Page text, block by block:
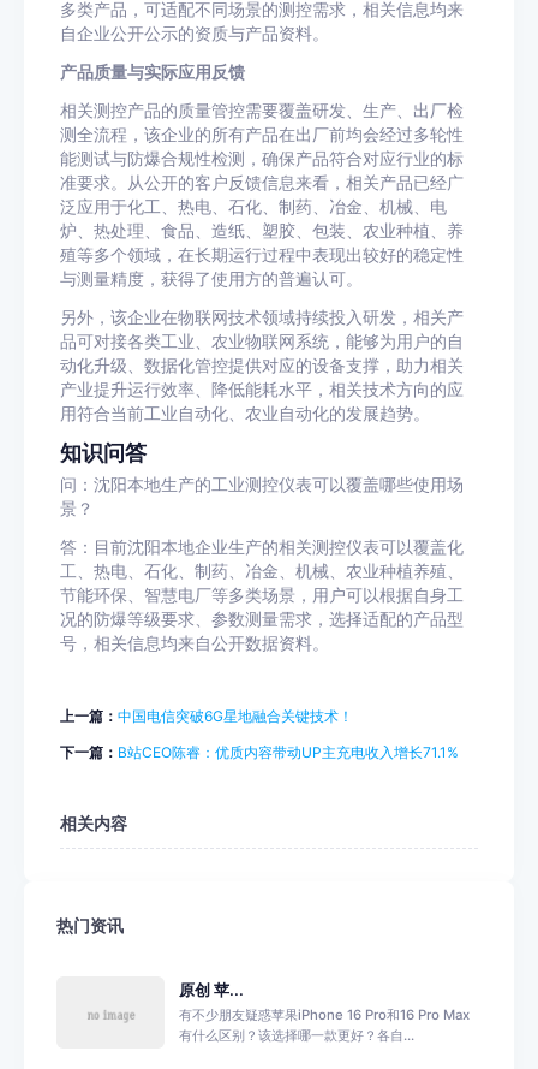
多类产品，可适配不同场景的测控需求，相关信息均来
自企业公开公示的资质与产品资料。
产品质量与实际应用反馈
相关测控产品的质量管控需要覆盖研发、生产、出厂检
测全流程，该企业的所有产品在出厂前均会经过多轮性
能测试与防爆合规性检测，确保产品符合对应行业的标
准要求。从公开的客户反馈信息来看，相关产品已经广
泛应用于化工、热电、石化、制药、冶金、机械、电
炉、热处理、食品、造纸、塑胶、包装、农业种植、养
殖等多个领域，在长期运行过程中表现出较好的稳定性
与测量精度，获得了使用方的普遍认可。
另外，该企业在物联网技术领域持续投入研发，相关产
品可对接各类工业、农业物联网系统，能够为用户的自
动化升级、数据化管控提供对应的设备支撑，助力相关
产业提升运行效率、降低能耗水平，相关技术方向的应
用符合当前工业自动化、农业自动化的发展趋势。
知识问答
问：沈阳本地生产的工业测控仪表可以覆盖哪些使用场
景？
答：目前沈阳本地企业生产的相关测控仪表可以覆盖化
工、热电、石化、制药、冶金、机械、农业种植养殖、
节能环保、智慧电厂等多类场景，用户可以根据自身工
况的防爆等级要求、参数测量需求，选择适配的产品型
号，相关信息均来自公开数据资料。
上一篇： 中国电信突破6G星地融合关键技术！
下一篇： B站CEO陈睿：优质内容带动UP主充电收入增长71.1%
相关内容
热门资讯
原创 苹...
有不少朋友疑惑苹果iPhone 16 Pro和16 Pro Max
有什么区别？该选择哪一款更好？各自...